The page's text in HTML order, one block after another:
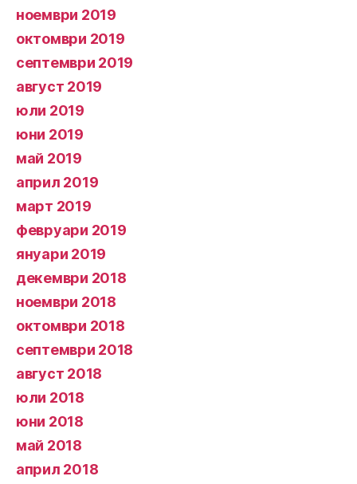
ноември 2019
октомври 2019
септември 2019
август 2019
юли 2019
юни 2019
май 2019
април 2019
март 2019
февруари 2019
януари 2019
декември 2018
ноември 2018
октомври 2018
септември 2018
август 2018
юли 2018
юни 2018
май 2018
април 2018